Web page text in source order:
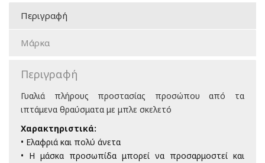
Περιγραφή
Μάρκα
Περιγραφή
Γυαλιά πλήρους προστασίας προσώπου από τα
ιπτάμενα θραύσματα με μπλε σκελετό
Χαρακτηριστικά:
• Ελαφριά και πολύ άνετα
• Η μάσκα προσωπίδα μπορεί να προσαρμοστεί και